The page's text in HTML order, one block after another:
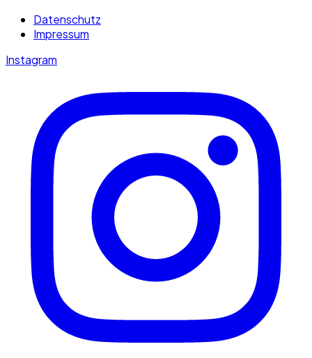
Datenschutz
Impressum
Instagram